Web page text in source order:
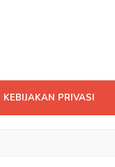
KEBIJAKAN PRIVASI